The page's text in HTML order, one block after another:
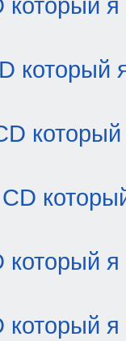
который я
который
который
я
я